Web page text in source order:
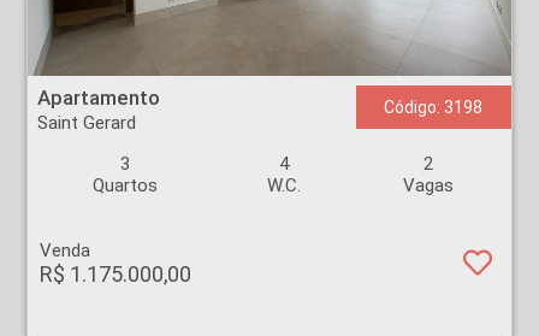
Apartamento - Saint Gerard - Ribeirão Preto
Apartamento
Saint Gerard
Código: 3198
3
Quartos
4
W.C.
2
Vagas
Venda
R$ 1.175.000,00